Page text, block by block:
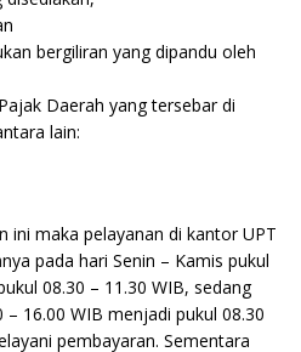
bergiliran yang dipandu oleh
Daerah yang tersebar di
lain:
ini maka pelayanan di kantor UPT
pada hari Senin – Kamis pukul
08.30 – 11.30 WIB, sedang
16.00 WIB menjadi pukul 08.30
pembayaran. Sementara